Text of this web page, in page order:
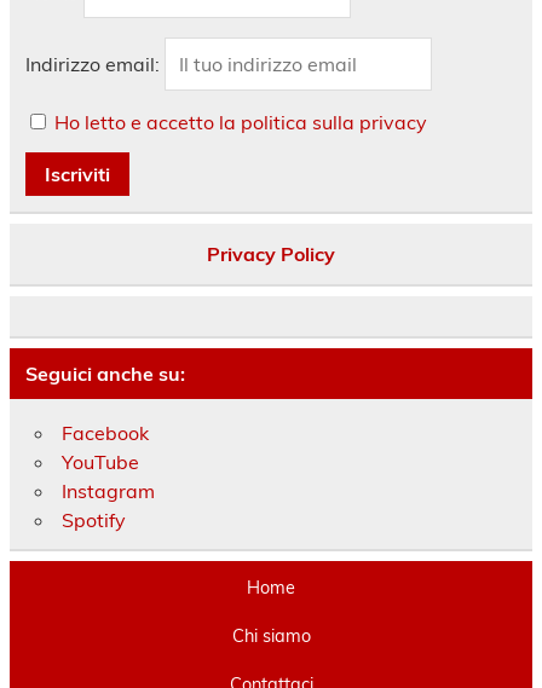
Indirizzo email:
Ho letto e accetto la politica sulla privacy
Privacy Policy
Seguici anche su:
Facebook
YouTube
Instagram
Spotify
Home
Chi siamo